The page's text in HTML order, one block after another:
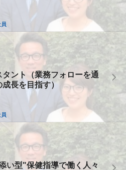
ント（業務フォローを通
長を目指す）
い型"保健指導で働く人々